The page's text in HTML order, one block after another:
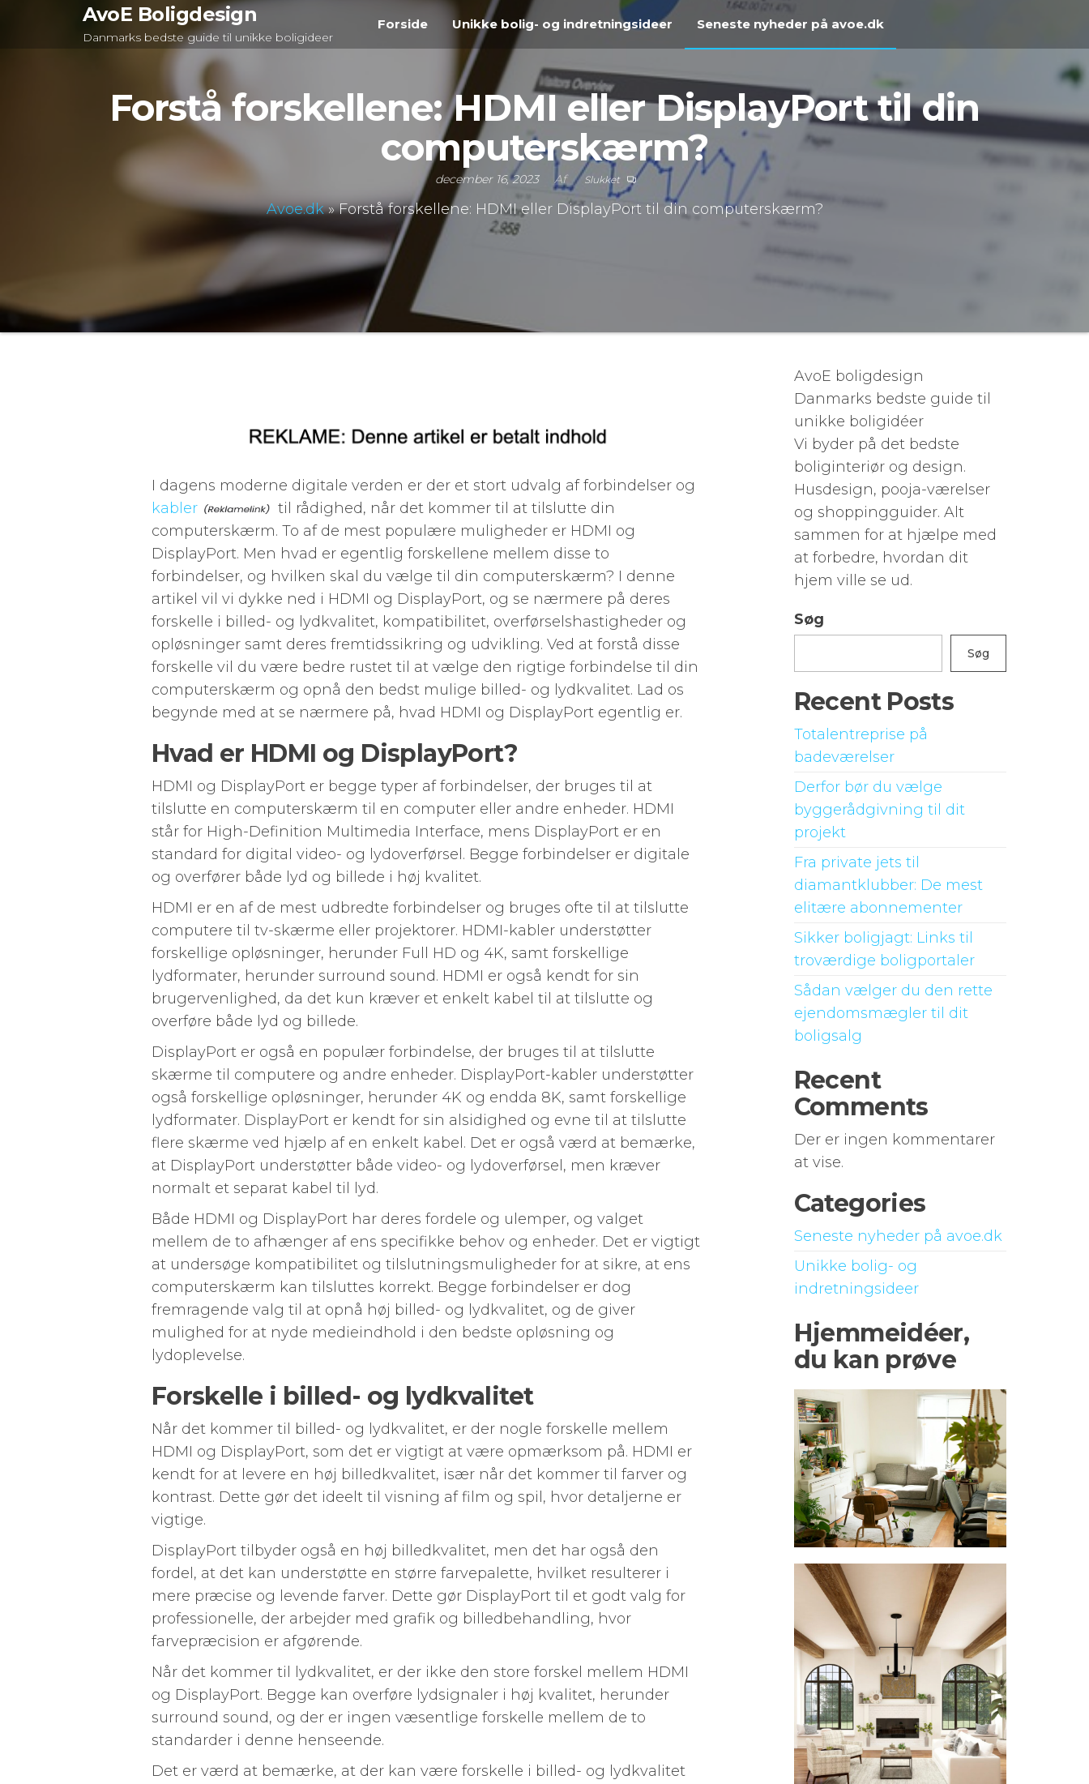
AvoE Boligdesign
Danmarks bedste guide til unikke boligideer
Forside Unikke bolig- og indretningsideer Seneste nyheder på avoe.dk
Forstå forskellene: HDMI eller DisplayPort til din
computerskærm?
december 16, 2023 Af Slukket
Avoe.dk»Forstå forskellene: HDMI eller DisplayPort til din computerskærm?
I dagens moderne digitale verden er der et stort udvalg af forbindelser og
kabler
til rådighed, når det kommer til at tilslutte din
computerskærm. To af de mest populære muligheder er HDMI og
DisplayPort. Men hvad er egentlig forskellene mellem disse to
forbindelser, og hvilken skal du vælge til din computerskærm? I denne
artikel vil vi dykke ned i HDMI og DisplayPort, og se nærmere på deres
forskelle i billed- og lydkvalitet, kompatibilitet, overførselshastigheder og
opløsninger samt deres fremtidssikring og udvikling. Ved at forstå disse
forskelle vil du være bedre rustet til at vælge den rigtige forbindelse til din
computerskærm og opnå den bedst mulige billed- og lydkvalitet. Lad os
begynde med at se nærmere på, hvad HDMI og DisplayPort egentlig er.
Hvad er HDMI og DisplayPort?
HDMI og DisplayPort er begge typer af forbindelser, der bruges til at
tilslutte en computerskærm til en computer eller andre enheder. HDMI
står for High-Definition Multimedia Interface, mens DisplayPort er en
standard for digital video- og lydoverførsel. Begge forbindelser er digitale
og overfører både lyd og billede i høj kvalitet.
HDMI er en af de mest udbredte forbindelser og bruges ofte til at tilslutte
computere til tv-skærme eller projektorer. HDMI-kabler understøtter
forskellige opløsninger, herunder Full HD og 4K, samt forskellige
lydformater, herunder surround sound. HDMI er også kendt for sin
brugervenlighed, da det kun kræver et enkelt kabel til at tilslutte og
overføre både lyd og billede.
DisplayPort er også en populær forbindelse, der bruges til at tilslutte
skærme til computere og andre enheder. DisplayPort-kabler understøtter
også forskellige opløsninger, herunder 4K og endda 8K, samt forskellige
lydformater. DisplayPort er kendt for sin alsidighed og evne til at tilslutte
flere skærme ved hjælp af en enkelt kabel. Det er også værd at bemærke,
at DisplayPort understøtter både video- og lydoverførsel, men kræver
normalt et separat kabel til lyd.
Både HDMI og DisplayPort har deres fordele og ulemper, og valget
mellem de to afhænger af ens specifikke behov og enheder. Det er vigtigt
at undersøge kompatibilitet og tilslutningsmuligheder for at sikre, at ens
computerskærm kan tilsluttes korrekt. Begge forbindelser er dog
fremragende valg til at opnå høj billed- og lydkvalitet, og de giver
mulighed for at nyde medieindhold i den bedste opløsning og
lydoplevelse.
Forskelle i billed- og lydkvalitet
Når det kommer til billed- og lydkvalitet, er der nogle forskelle mellem
HDMI og DisplayPort, som det er vigtigt at være opmærksom på. HDMI er
kendt for at levere en høj billedkvalitet, især når det kommer til farver og
kontrast. Dette gør det ideelt til visning af film og spil, hvor detaljerne er
vigtige.
DisplayPort tilbyder også en høj billedkvalitet, men det har også den
fordel, at det kan understøtte en større farvepalette, hvilket resulterer i
mere præcise og levende farver. Dette gør DisplayPort til et godt valg for
professionelle, der arbejder med grafik og billedbehandling, hvor
farvepræcision er afgørende.
Når det kommer til lydkvalitet, er der ikke den store forskel mellem HDMI
og DisplayPort. Begge kan overføre lydsignaler i høj kvalitet, herunder
surround sound, og der er ingen væsentlige forskelle mellem de to
standarder i denne henseende.
Det er værd at bemærke, at der kan være forskelle i billed- og lydkvalitet
AvoE boligdesign
Danmarks bedste guide til
unikke boligidéer
Vi byder på det bedste
boliginteriør og design.
Husdesign, pooja-værelser
og shoppingguider. Alt
sammen for at hjælpe med
at forbedre, hvordan dit
hjem ville se ud.
Søg
Søg
Recent Posts
Totalentreprise på
badeværelser
Derfor bør du vælge
byggerådgivning til dit
projekt
Fra private jets til
diamantklubber: De mest
elitære abonnementer
Sikker boligjagt: Links til
troværdige boligportaler
Sådan vælger du den rette
ejendomsmægler til dit
boligsalg
Recent
Comments
Der er ingen kommentarer
at vise.
Categories
Seneste nyheder på avoe.dk
Unikke bolig- og
indretningsideer
Hjemmeidéer,
du kan prøve